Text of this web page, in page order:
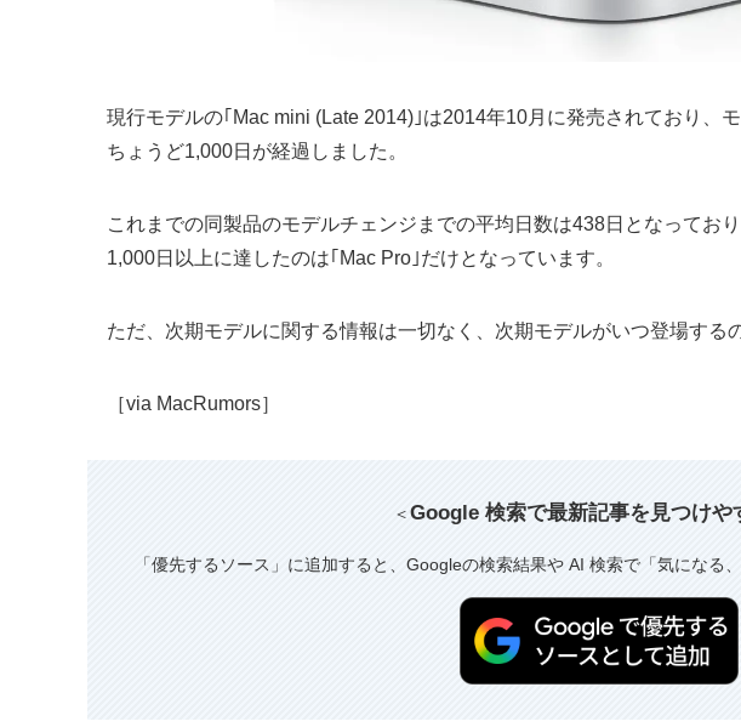
現行モデルの｢Mac mini (Late 2014)｣は2014年10月に発売されており、
ちょうど1,000日が経過しました。
これまでの同製品のモデルチェンジまでの平均日数は438日となってお
1,000日以上に達したのは｢Mac Pro｣だけとなっています。
ただ、次期モデルに関する情報は一切なく、次期モデルがいつ登場する
［via MacRumors］
＜Google 検索で最新記事を見つけや
「優先するソース」に追加すると、Googleの検索結果や AI 検索で「気になる